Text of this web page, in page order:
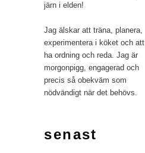
järn i elden!
Jag älskar att träna, planera,
experimentera i köket och att
ha ordning och reda. Jag är
morgonpigg, engagerad och
precis så obekväm som
nödvändigt när det behövs.
senast